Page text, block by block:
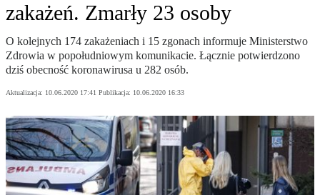
zakażeń. Zmarły 23 osoby
O kolejnych 174 zakażeniach i 15 zgonach informuje Ministerstwo
Zdrowia w popołudniowym komunikacie. Łącznie potwierdzono
dziś obecność koronawirusa u 282 osób.
Aktualizacja: 10.06.2020 17:41 Publikacja: 10.06.2020 16:33